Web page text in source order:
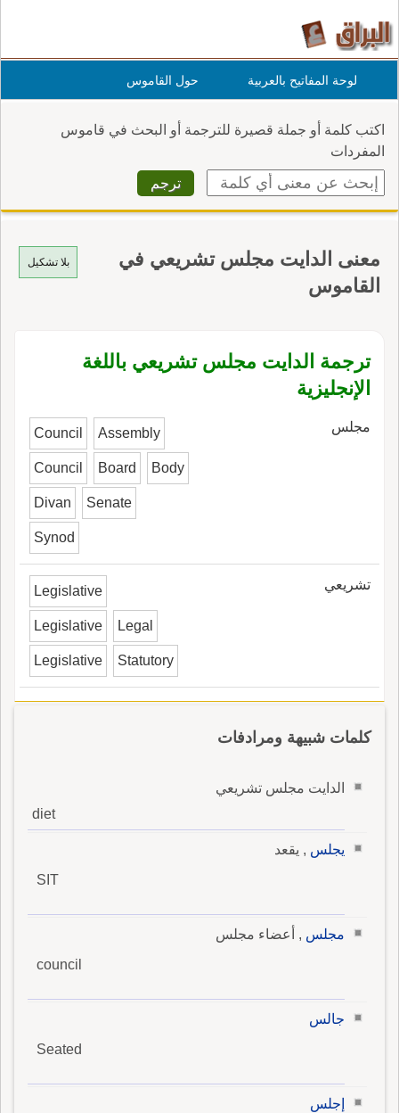
لوحة المفاتيح بالعربية حول القاموس
اكتب كلمة أو جملة قصيرة للترجمة أو البحث في قاموس
المفردات
بلا تشكيل
معنى الدايت مجلس تشريعي في
القاموس
ترجمة الدايت مجلس تشريعي باللغة
الإنجليزية
مجلس Council Assembly
Council Board Body
Divan Senate
Synod
تشريعي Legislative
Legislative Legal
Legislative Statutory
كلمات شبيهة ومرادفات
الدايت مجلس تشريعي
diet
يجلس , يقعد
SIT
مجلس , أعضاء مجلس
council
جالس
Seated
إجلس